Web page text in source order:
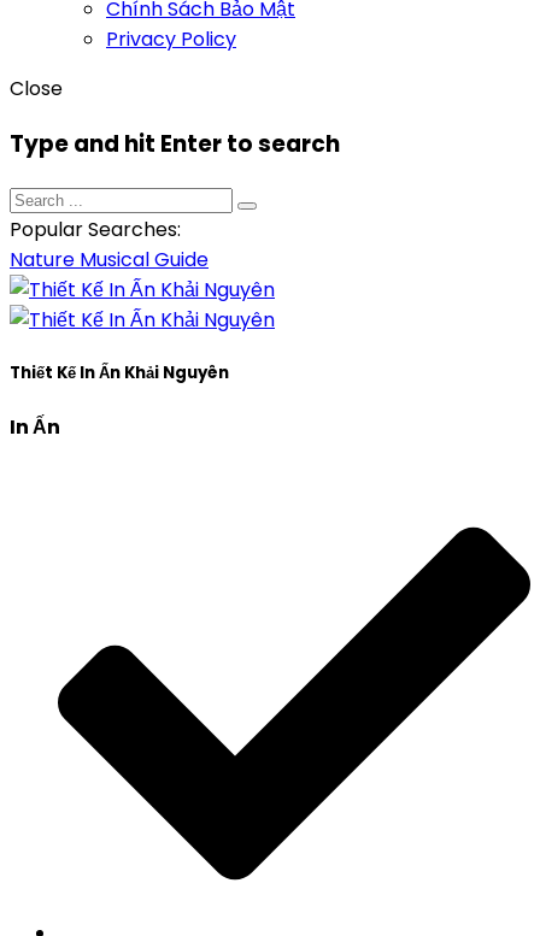
Chính Sách Bảo Mật
Privacy Policy
Close
Type and hit Enter to search
Popular Searches:
Nature MusicalGuide
Thiết Kế In Ấn Khải Nguyên
In Ấn